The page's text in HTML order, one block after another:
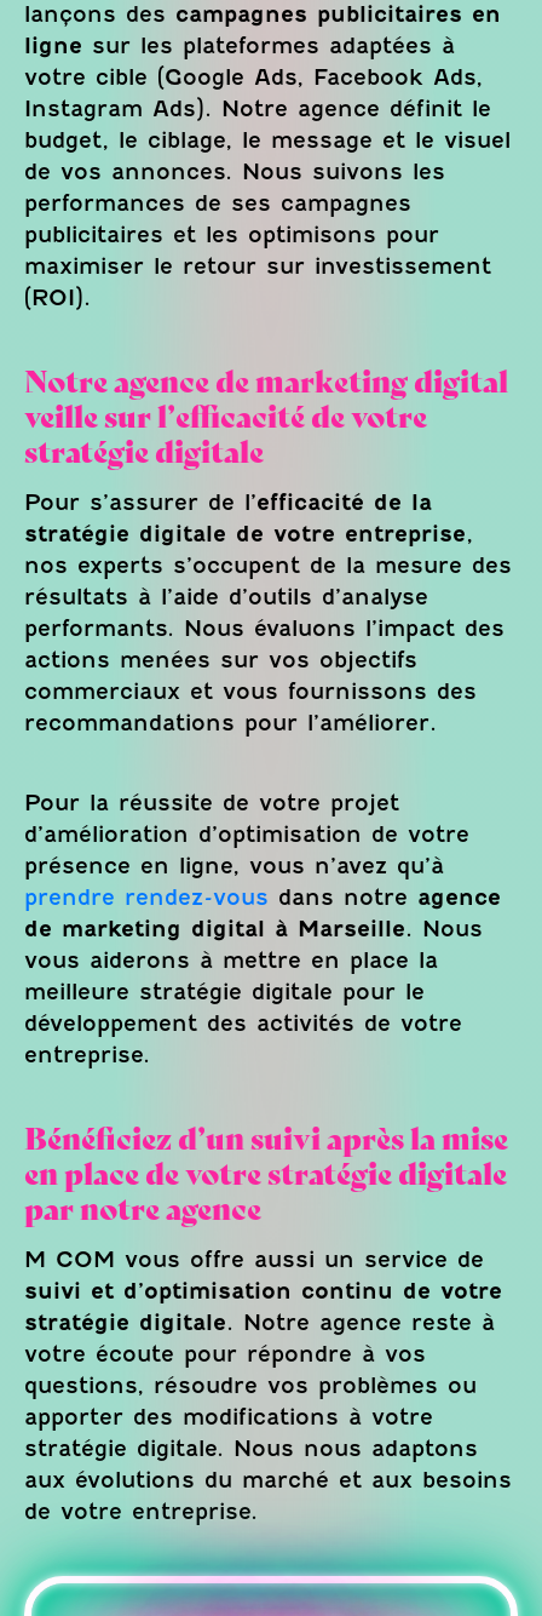
lançons des campagnes publicitaires en
ligne sur les plateformes adaptées à
votre cible (Google Ads, Facebook Ads,
Instagram Ads). Notre agence définit le
budget, le ciblage, le message et le visuel
de vos annonces. Nous suivons les
performances de ses campagnes
publicitaires et les optimisons pour
maximiser le retour sur investissement
(ROI).
Notre agence de marketing digital
veille sur l’efficacité de votre
stratégie digitale
Pour s’assurer de l’efficacité de la
stratégie digitale de votre entreprise,
nos experts s’occupent de la mesure des
résultats à l’aide d’outils d’analyse
performants. Nous évaluons l’impact des
actions menées sur vos objectifs
commerciaux et vous fournissons des
recommandations pour l’améliorer.
Pour la réussite de votre projet
d’amélioration d’optimisation de votre
présence en ligne, vous n’avez qu’à
prendre rendez-vous dans notre agence
de marketing digital à Marseille. Nous
vous aiderons à mettre en place la
meilleure stratégie digitale pour le
développement des activités de votre
entreprise.
Bénéficiez d’un suivi après la mise
en place de votre stratégie digitale
par notre agence
M COM vous offre aussi un service de
suivi et d’optimisation continu de votre
stratégie digitale. Notre agence reste à
votre écoute pour répondre à vos
questions, résoudre vos problèmes ou
apporter des modifications à votre
stratégie digitale. Nous nous adaptons
aux évolutions du marché et aux besoins
de votre entreprise.